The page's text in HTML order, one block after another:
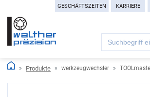
GESCHÄFTSZEITEN KARRIERE
Search
for:
Produkte werkzeugwechsler